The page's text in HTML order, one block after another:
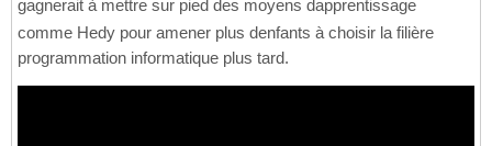
gagnerait à mettre sur pied des moyens dapprentissage
comme Hedy pour amener plus denfants à choisir la filière
programmation informatique plus tard.